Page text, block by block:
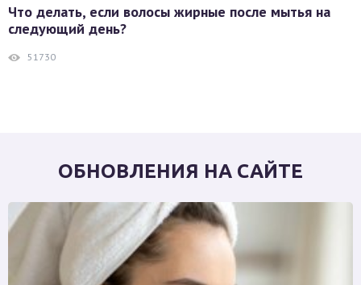
Что делать, если волосы жирные после мытья на
следующий день?
51730
ОБНОВЛЕНИЯ НА САЙТЕ